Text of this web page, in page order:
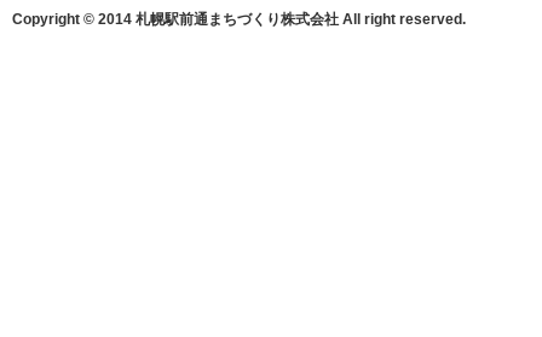
Copyright © 2014 札幌駅前通まちづくり株式会社 All right reserved.